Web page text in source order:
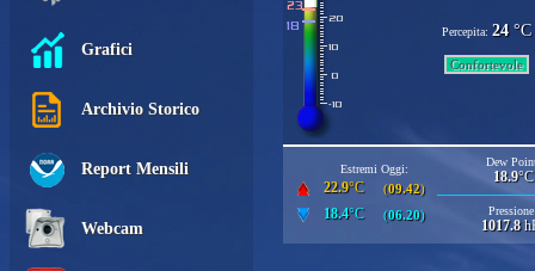
Grafici
Archivio Storico
Report Mensili
Webcam
Percepita: 24 °C
Confortevole
Estremi Oggi:
22.9°C (09.42)
18.4°C (06.20)
Dew
18.9°C
1017.8